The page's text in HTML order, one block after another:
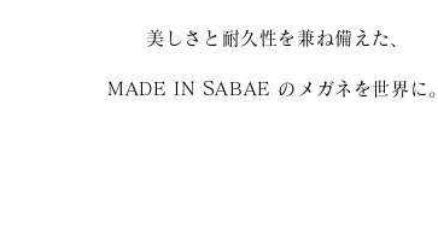
美しさと耐久性を兼ね備えた、
MADE IN SABAE のメガネを世界に。